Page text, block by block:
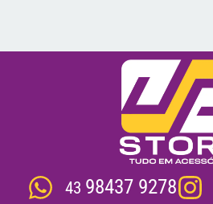
43 98437 9278